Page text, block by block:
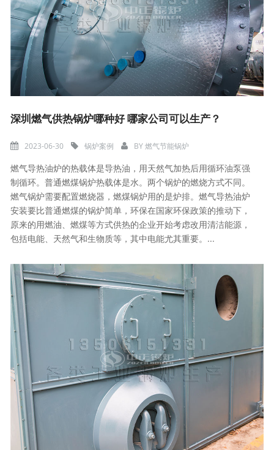
深圳燃气供热锅炉哪种好 哪家公司可以生产？
2023-06-30 锅炉案例 BY燃气节能锅炉
燃气导热油炉的热载体是导热油，用天然气加热后用循环油泵强
制循环。普通燃煤锅炉热载体是水。两个锅炉的燃烧方式不同。
燃气锅炉需要配置燃烧器，燃煤锅炉用的是炉排。燃气导热油炉
安装要比普通燃煤的锅炉简单，环保在国家环保政策的推动下，
原来的用燃油、燃煤等方式供热的企业开始考虑改用清洁能源，
包括电能、天然气和生物质等，其中电能尤其重要。...